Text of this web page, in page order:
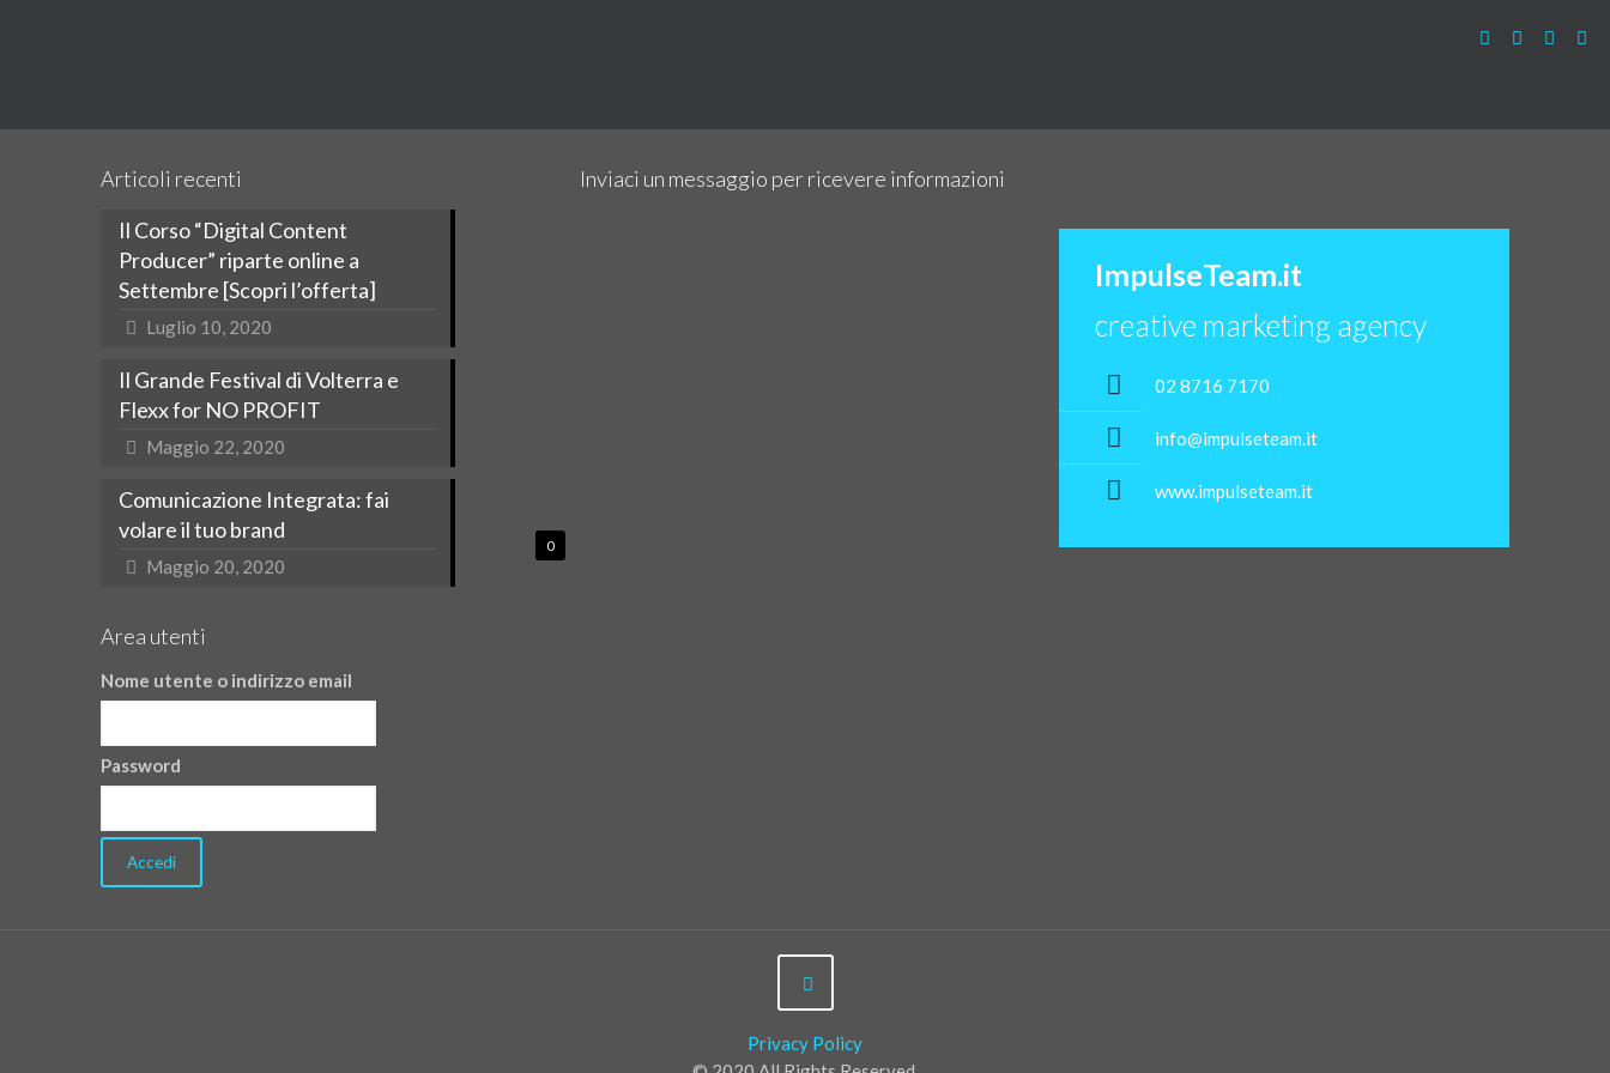
Articoli recenti
Il Corso “Digital Content
Producer” riparte online a
Settembre [Scopri l’offerta]
Luglio 10, 2020
Il Grande Festival di Volterra e
Flexx for NO PROFIT
Maggio 22, 2020
0
Comunicazione Integrata: fai
volare il tuo brand
Maggio 20, 2020
Area utenti
Nome utente o indirizzo email
Password
Inviaci un messaggio per ricevere informazioni
ImpulseTeam.it
creative marketing agency
02 8716 7170
info@impulseteam.it
www.impulseteam.it
Privacy Policy